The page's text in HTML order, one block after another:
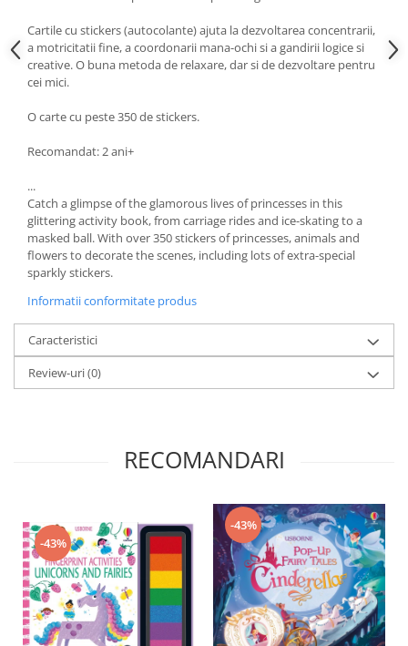
Cartile cu stickers (autocolante) ajuta la dezvoltarea concentrarii,
a motricitatii fine, a coordonarii mana-ochi si a gandirii logice si
creative. O buna metoda de relaxare, dar si de dezvoltare pentru
cei mici.
O carte cu peste 350 de stickers.
Recomandat: 2 ani+
...
Catch a glimpse of the glamorous lives of princesses in this
glittering activity book, from carriage rides and ice-skating to a
masked ball. With over 350 stickers of princesses, animals and
flowers to decorate the scenes, including lots of extra-special
sparkly stickers.
Informatii conformitate produs
Caracteristici
Review-uri(0)
RECOMANDARI
-43%
-43%